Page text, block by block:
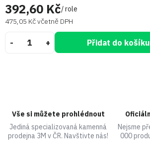
392,60 Kč/ role
475,05 Kč včetně DPH
Přidat do košíku
Vše si můžete prohlédnout
Jediná specializovaná kamenná
prodejna 3M v ČR. Navštivte nás!
Nejsme
000